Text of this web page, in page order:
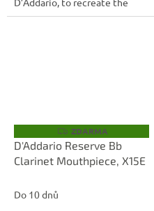
incomparable...
Z
D
A
R
ZDARMA
D'Addario Reserve Bb
Clarinet Mouthpiece, X15E
Do 10 dnů